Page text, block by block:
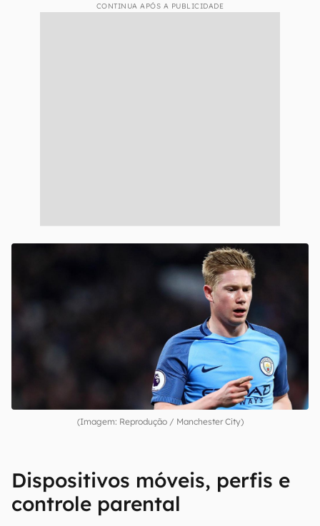
CONTINUA APÓS A PUBLICIDADE
(Imagem: Reprodução / Manchester City)
Dispositivos móveis, perfis e
controle parental